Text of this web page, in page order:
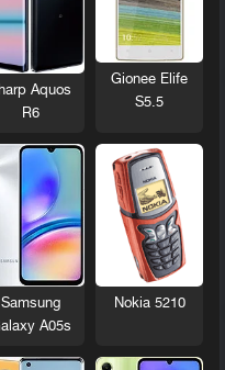
Gionee Elife
S5.5
Aquos
R6
Nokia 5210
Samsung
A05s